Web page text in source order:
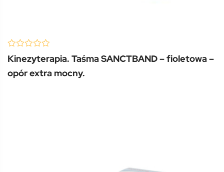
0
out
of
5
(0 Review )
Kinezyterapia. Taśma SANCTBAND – fioletowa –
opór extra mocny.